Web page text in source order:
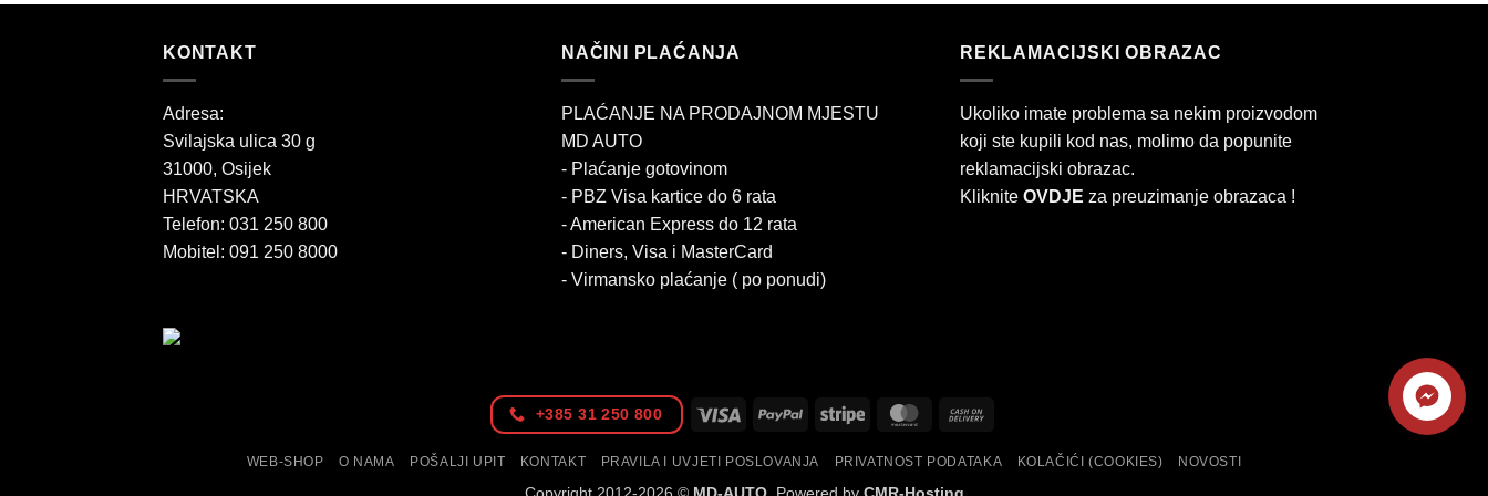
KONTAKT
Adresa:
Svilajska ulica 30 g
31000, Osijek
HRVATSKA
Telefon: 031 250 800
Mobitel: 091 250 8000
NAČINI PLAĆANJA
PLAĆANJE NA PRODAJNOM MJESTU
MD AUTO
- Plaćanje gotovinom
- PBZ Visa kartice do 6 rata
- American Express do 12 rata
- Diners, Visa i MasterCard
- Virmansko plaćanje ( po ponudi)
REKLAMACIJSKI OBRAZAC
Ukoliko imate problema sa nekim proizvodom
koji ste kupili kod nas, molimo da popunite
reklamacijski obrazac.
Kliknite OVDJE za preuzimanje obrazaca !
+385 31 250 800 Visa PayPal Stripe MasterCard
Delivery
WEB-SHOP O NAMA POŠALJI UPIT KONTAKT PRAVILA I UVJETI POSLOVANJA PRIVATNOST PODATAKA KOLAČIĆI (COOKIES) NOVOSTI
Copyright 2012-2026 © MD-AUTO. Powered by CMR-Hosting
Kontaktirajte
nas